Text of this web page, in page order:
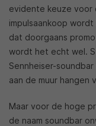
evidente keuze voor
impulsaankoop
dat doorgaans
wordt het echt wel.
Sennheiser-
aan de muur hangen
Maar voor de hoge
de naam soundbar